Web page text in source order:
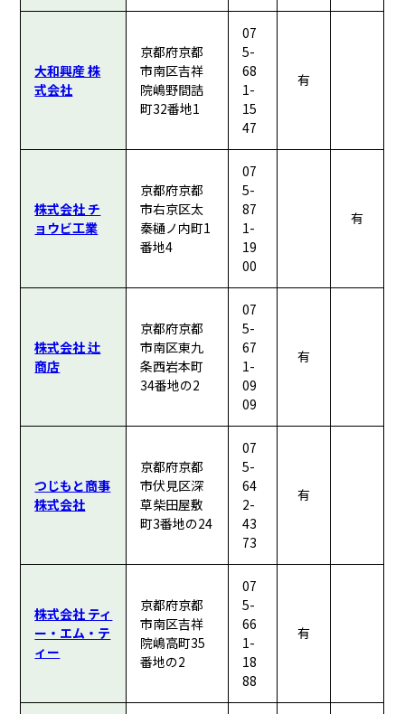
大和興産 株
式会社
京都府京都
市南区吉祥
院嶋野間詰
町32番地1
07
5-
68
1-
15
47
有
株式会社 チ
ョウビ工業
京都府京都
市右京区太
秦樋ノ内町1
番地4
07
5-
87
1-
19
00
有
株式会社 辻
商店
京都府京都
市南区東九
条西岩本町
34番地の2
07
5-
67
1-
09
09
有
つじもと商事
株式会社
京都府京都
市伏見区深
草柴田屋敷
町3番地の24
07
5-
64
2-
43
73
有
株式会社 ティ
ー・エム・テ
ィー
京都府京都
市南区吉祥
院嶋高町35
番地の2
07
5-
66
1-
18
88
有